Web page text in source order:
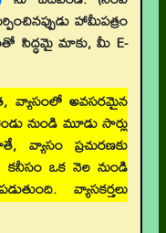
హామీపత్రం
సిద్ధమై మాకు, మీ E-
వ్యాసంలో అవసరమైన
నుండి మూడు సార్లు
వ్యాసం ప్రచురణకు
కనీసం ఒక నెల నుండి
వ్యాసకర్తలు